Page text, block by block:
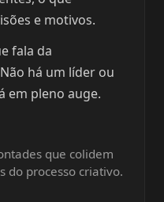
e motivos.
fala da
há um líder ou
em pleno auge.
que colidem
do processo criativo.